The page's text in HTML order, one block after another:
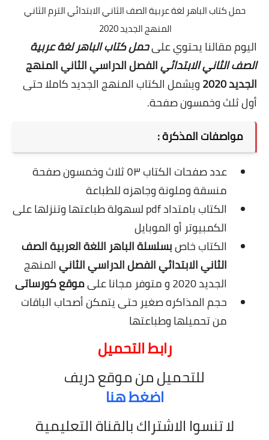
حمل كتاب الباهر لغة عربية الصف الثاني الابتدائي الترم الثاني
المنهج الجديد 2020
اليوم مقالنا يحتوي علىحمل كتاب الباهر لغة عربية
الصف الثاني الابتدائيالفصل الدراسي الثاني المنهج
الجديد 2020
ويشمل الكتاب المنهج الجديد كاملا حتى
أول ثلث وخمسون صفحة.
مواصفات المذكرة :
عدد صفحات الكتاب ٥٣ ثلاث وخمسون صفحة
منسقة وملونة وجاهزه للطباعة
الكتاب بامتداد pdf لسهولة طباعتها وتنزلها على
الكمبيوتر أو الموبايل
الكتاب خاصبسلسلة الباهر اللغة العربية الصف
الثاني الابتدائي الفصل الدراسي الثانيالمنهج
الجديد 2020 و متوفر مجانا على
موقع كورساتى
حجم المذاكره صغير حتى يتمكن أصحاب الباقات
من تحميلها وطباعتها
رابط التحميل
للتحميل من موقع دريف
اضغط هنا
لا تنسوا الاشتراك بالقناة التعليمية